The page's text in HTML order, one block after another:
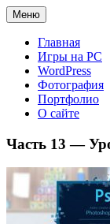
Меню
Главная
Игры на PC
WordPress
Фотография
Портфолио
О сайте
Часть 13 —